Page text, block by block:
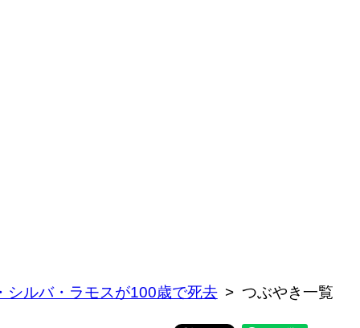
シルバ・ラモスが100歳で死去 つぶやき一覧